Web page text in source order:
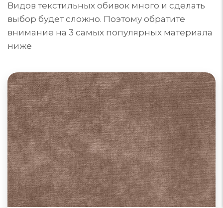
Видов текстильных обивок много и сделать
выбор будет сложно. Поэтому обратите
внимание на 3 самых популярных материала
ниже
Диваны из велюра
Велюр для обивки мебели может быть из
синтетических, натуральных или комбинированных
материалов. Поверхность ворса: гладкая, тисненая
или фасонная. Однотонный или с принтом